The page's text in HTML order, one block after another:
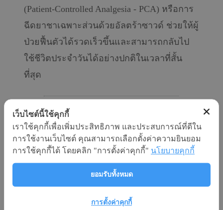
(Patient-Controlled Analgesia - PCA) หรือการ
ฉีดยาชาเฉพาะส่วนด้วยอัลตร้าซาวด์ ช่วยให้ผู้
ป่วยฟื้นตัวได้รวดเร็วขึ้นและสามารถกลับไป
ใช้ชีวิตประจำวันได้อย่างปกติในเวลาที่สั้น
ที่สุด
บริการห้องผ่าตัดและการดูแล
ภาวะฉุกเฉินในห้องผ่าตัด (Operating
Room Services & Surgical Support)
เว็บไซต์นี้ใช้คุกกี้
เราใช้คุกกี้เพื่อเพิ่มประสิทธิภาพ และประสบการณ์ที่ดีใน
การใช้งานเว็บไซต์ คุณสามารถเลือกตั้งค่าความยินยอม
การใช้คุกกี้ได้ โดยคลิก "การตั้งค่าคุกกี้" นโยบายคุกกี้
ยอมรับทั้งหมด
การตั้งค่าคุกกี้